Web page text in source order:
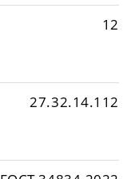
12
27.32.14.112